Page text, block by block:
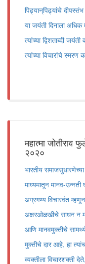
पिढ्यान्‌‍पिढ्यांचे
या जयंती दिनाला
त्यांच्या द्विशताब्दी
त्यांच्या विचारांचे स्मरण
महात्मा जोतीराव
२०२०
भारतीय समाजसुधारणेच्या
माध्यमातून मानव-
अग्रगण्य विचारवंत
अक्षरओळखीचे साधन न
आणि मानवमुक्तीचे
मुक्तीचे दार आहे, हा
व्यक्तीला विचारशक्ती